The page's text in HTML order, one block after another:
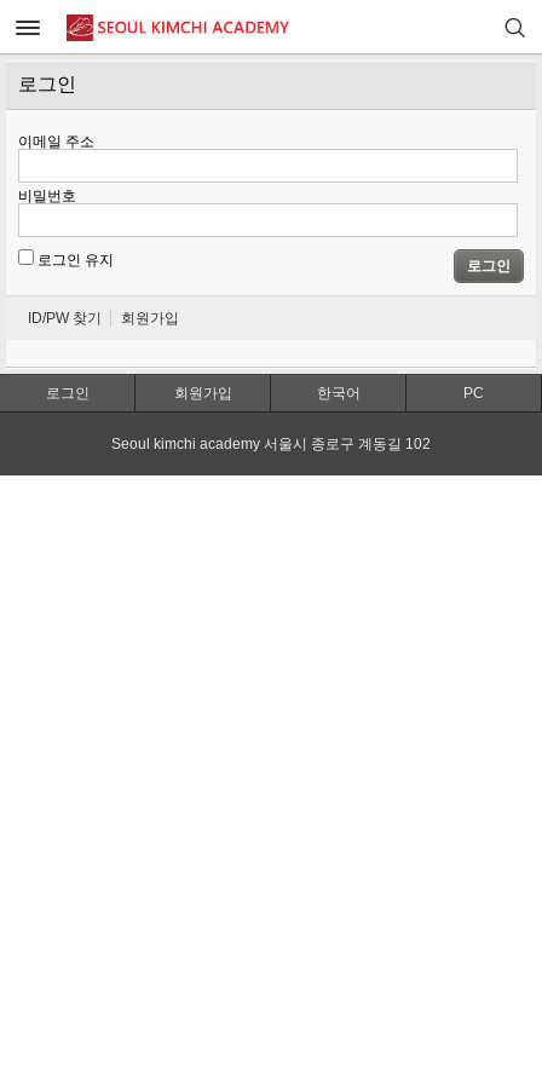
로그인
이메일 주소
비밀번호
로그인 유지 로그인
ID/PW 찾기 회원가입
로그인 회원가입 한국어 PC
Seoul kimchi academy 서울시 종로구 계동길 102